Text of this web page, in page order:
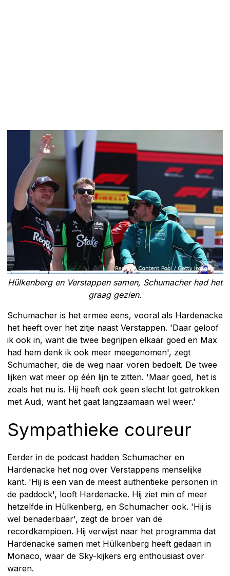
Hülkenberg en Verstappen samen, Schumacher had het
graag gezien.
Schumacher is het ermee eens, vooral als Hardenacke
het heeft over het zitje naast Verstappen. 'Daar geloof
ik ook in, want die twee begrijpen elkaar goed en Max
had hem denk ik ook meer meegenomen', zegt
Schumacher, die de weg naar voren bedoelt. De twee
lijken wat meer op één lijn te zitten. 'Maar goed, het is
zoals het nu is. Hij heeft ook geen slecht lot getrokken
met Audi, want het gaat langzaamaan wel weer.'
Sympathieke coureur
Eerder in de podcast hadden Schumacher en
Hardenacke het nog over Verstappens menselijke
kant. 'Hij is een van de meest authentieke personen in
de paddock', looft Hardenacke. Hij ziet min of meer
hetzelfde in Hülkenberg, en Schumacher ook. 'Hij is
wel benaderbaar', zegt de broer van de
recordkampioen. Hij verwijst naar het programma dat
Hardenacke samen met Hülkenberg heeft gedaan in
Monaco, waar de Sky-kijkers erg enthousiast over
waren.